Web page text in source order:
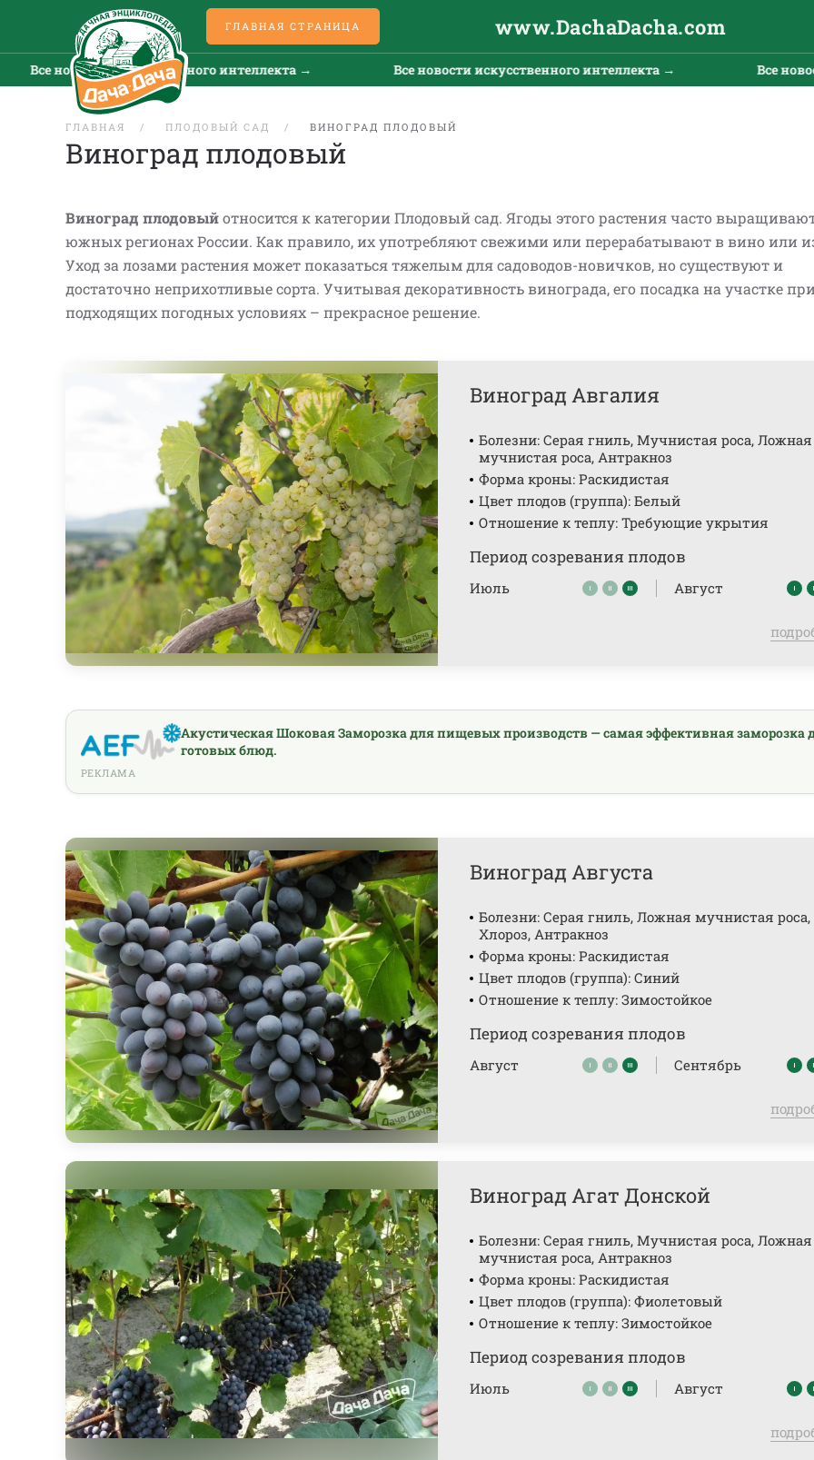
ГЛАВНАЯ СТРАНИЦА www.DachaDacha.com
искусственного интеллекта → Все новости искусственного интеллекта → Все новости
ГЛАВНАЯ ПЛОДОВЫЙ САД ВИНОГРАД ПЛОДОВЫЙ
Виноград плодовый
Виноград плодовыйотносится к категории Плодовый сад. Ягоды этого растения часто
южных регионах России. Как правило, их употребляют свежими или перерабатывают в вино или
Уход за лозами растения может показаться тяжелым для садоводов-новичков, но существуют и
достаточно неприхотливые сорта. Учитывая декоративность винограда, его посадка на участке
подходящих погодных условиях – прекрасное решение.
Виноград Авгалия
Болезни: Серая гниль, Мучнистая роса, Ложная
мучнистая роса, Антракноз
Форма кроны: Раскидистая
Цвет плодов (группа): Белый
Отношение к теплу: Требующие укрытия
Период созревания плодов
Июль Август
Акустическая Шоковая Заморозка для пищевых производств — самая эффективная заморозка
готовых блюд.
РЕКЛАМА
Виноград Августа
Болезни: Серая гниль, Ложная мучнистая роса,
Хлороз, Антракноз
Форма кроны: Раскидистая
Цвет плодов (группа): Синий
Отношение к теплу: Зимостойкое
Период созревания плодов
Август Сентябрь
Виноград Агат Донской
Болезни: Серая гниль, Мучнистая роса, Ложная
мучнистая роса, Антракноз
Форма кроны: Раскидистая
Цвет плодов (группа): Фиолетовый
Отношение к теплу: Зимостойкое
Период созревания плодов
Июль Август